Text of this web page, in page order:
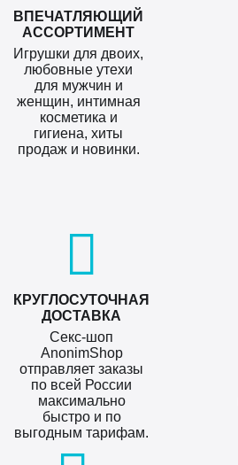
ВПЕЧАТЛЯЮЩИЙ
АССОРТИМЕНТ
Игрушки для двоих,
любовные утехи
для мужчин и
женщин, интимная
косметика и
гигиена, хиты
продаж и новинки.
КРУГЛОСУТОЧНАЯ
ДОСТАВКА
Секс-шоп
AnonimShop
отправляет заказы
по всей России
максимально
быстро и по
выгодным тарифам.